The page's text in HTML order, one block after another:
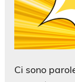
Ci sono